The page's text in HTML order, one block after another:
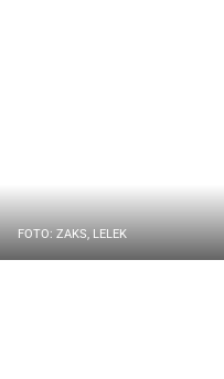
FOTO: ZAKS, LELEK